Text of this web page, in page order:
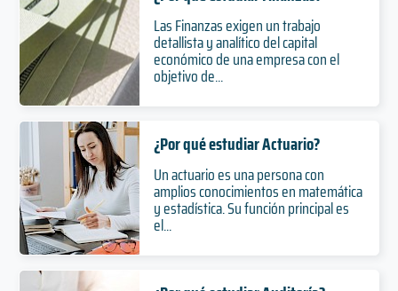
Las Finanzas exigen un trabajo
detallista y analítico del capital
económico de una empresa con el
objetivo de...
¿Por qué estudiar Actuario?
Un actuario es una persona con
amplios conocimientos en matemática
y estadística. Su función principal es
el...